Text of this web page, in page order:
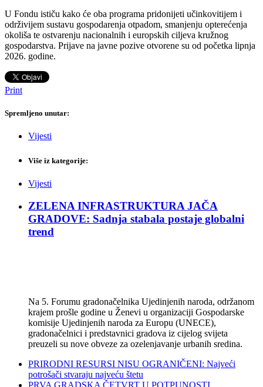
U Fondu ističu kako će oba programa pridonijeti učinkovitijem i
održivijem sustavu gospodarenja otpadom, smanjenju opterećenja
okoliša te ostvarenju nacionalnih i europskih ciljeva kružnog
gospodarstva. Prijave na javne pozive otvorene su od početka lipnja
2026. godine.
Print
Spremljeno unutar:
Vijesti
Više iz kategorije:
Vijesti
ZELENA INFRASTRUKTURA JAČA
GRADOVE: Sadnja stabala postaje globalni
trend
Na 5. Forumu gradonačelnika Ujedinjenih naroda, održanom
krajem prošle godine u Ženevi u organizaciji Gospodarske
komisije Ujedinjenih naroda za Europu (UNECE),
gradonačelnici i predstavnici gradova iz cijelog svijeta
preuzeli su nove obveze za ozelenjavanje urbanih sredina.
PRIRODNI RESURSI NISU OGRANIČENI: Najveći
potrošači stvaraju najveću štetu